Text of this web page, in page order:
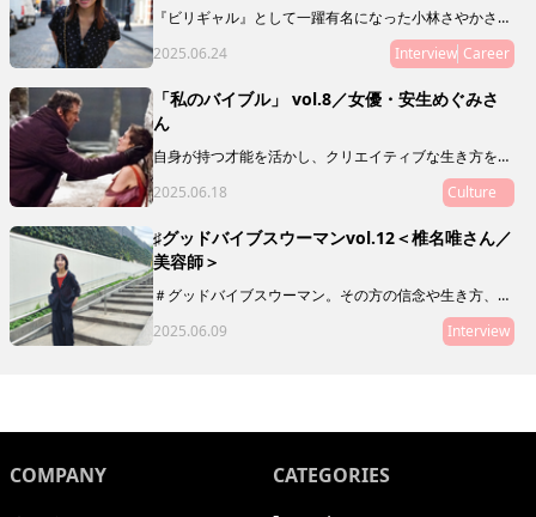
『ビリギャル』として一躍有名になった小林さやかさ
ん。偏差値30から慶應合格というサクセスストーリーの
主人公でありながら、彼女が伝えたいのは「頑張れば夢
は叶う！」なんていう、単純な話ではありません。教育
や人生について独自のスタンスで発信を続ける小林さん
に、現在の活動や目指しているものを聞いてみました。
2025.06.24 Interview Career
「私のバイブル」 vol.8／女優・安生めぐみさ
ん
自身が持つ才能を活かし、クリエイティブな生き方をし
ている素敵な人に、ミューズたちの指針や道標となり、
My Museの在り方を体現するような映画や本、アート
2025.06.18 Culture
♯グッドバイブスウーマンvol.12＜椎名唯さん／
美容師＞
＃グッドバイブスウーマン。その方の信念や生き方、在
り方がわかるような、「10の質問」をお届けします。本
連載は、グッドバイブスな友人・知人をご紹介していく
リレー形式。第12回目にご登場いただくのは、美容師の
2025.06.09 Interview
COMPANY
CATEGORIES